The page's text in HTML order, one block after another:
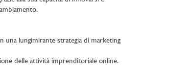
lungimirante strategia di marketing
delle attività imprenditoriale online.